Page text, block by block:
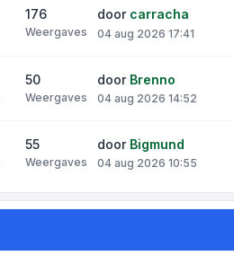
176
Weergaves
door carracha
04 aug 2026 17:41
50
Weergaves
door Brenno
04 aug 2026 14:52
55
Weergaves
door Bigmund
04 aug 2026 10:55